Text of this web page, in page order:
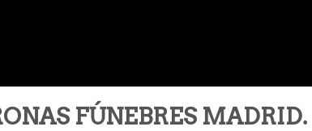
FÚNEBRES MADRID.